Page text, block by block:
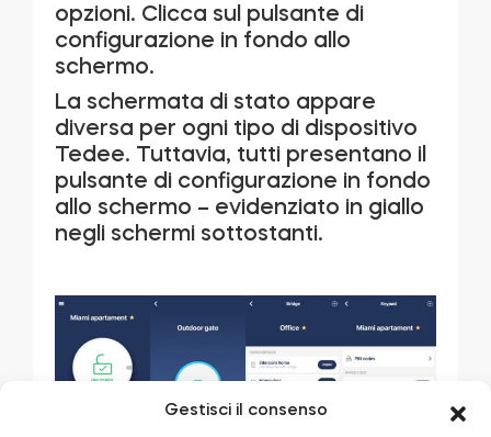
Gestisci il consenso
opzioni. Clicca sul pulsante di
configurazione in fondo allo
schermo.
La schermata di stato appare
diversa per ogni tipo di dispositivo
Tedee. Tuttavia, tutti presentano il
pulsante di configurazione in fondo
allo schermo – evidenziato in giallo
negli schermi sottostanti.